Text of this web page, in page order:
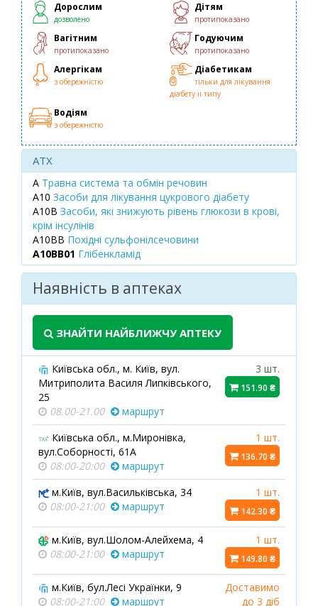
Дорослим
дозволено
Дітям
протипоказано
Вагітним
протипоказано
Годуючим
протипоказано
Алергікам
з обережністю
Діабетикам
тільки для лікування
діабету ii типу
Водіям
з обережністю
ATX
A Травна система та обмін речовин
A10 Засоби для лікування цукрового діабету
A10B Засоби, які знижують рівень глюкози в крові,
крім інсулінів
A10BB Похідні сульфонілсечовини
A10BB01 Глібенкламід
Наявність в аптеках
ЗНАЙТИ НАЙБЛИЖЧУ АПТЕКУ
Київська обл., м. Київ, вул.
Митриполита Василя Липківського,
25
08.00-21.00
маршрут
3 шт.
151.90 ₴
Київська обл., м.Миронівка,
вул.Соборності, 61А
08:00-20:00
маршрут
1 шт.
136.70 ₴
м.Київ, вул.Васильківська, 34
08:00-21:00
маршрут
1 шт.
142.30 ₴
м.Київ, вул.Шолом-Алейхема, 4
08:00-21:00
маршрут
1 шт.
149.80 ₴
м.Київ, бул.Лесі Українки, 9
08:00-21:00
маршрут
Доставимо
до 3 діб